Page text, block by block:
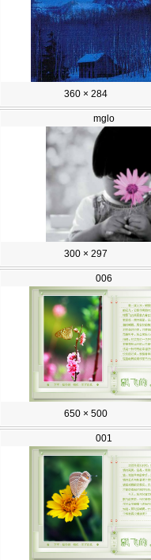
360 × 284
mglo
300 × 297
006
650 × 500
001